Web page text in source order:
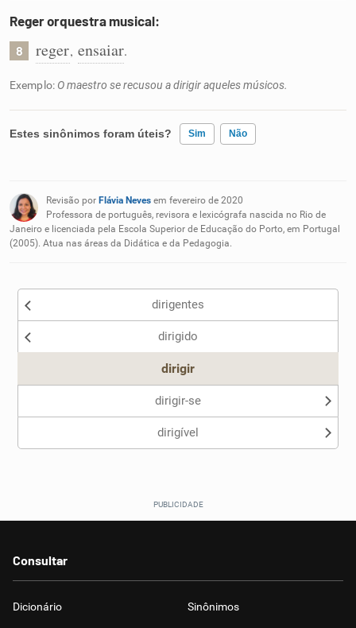
Reger orquestra musical:
8 reger, ensaiar.
Exemplo: O maestro se recusou a dirigir aqueles músicos.
Estes sinônimos foram úteis? Sim Não
Nenhum dos sinônimos apresentados me ajudou
Outro
Revisão por Flávia Neves em fevereiro de 2020
Professora de português, revisora e lexicógrafa nascida no Rio de
Janeiro e licenciada pela Escola Superior de Educação do Porto, em Portugal
(2005). Atua nas áreas da Didática e da Pedagogia.
dirigentes
dirigido
dirigir
dirigir-se
dirigível
Consultar
Dicionário Sinônimos